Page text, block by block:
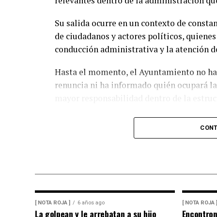
Sheinbaum Pardo una propuesta para
que permitan rescatar el ingenio y
región.
De acuerdo con las estimaciones de la
impacto económico superior a los mil
Su salida ocurre en un contexto de
de ciudadanos y actores políticos,
conducción administrativa y la atención
Hasta el momento, el Ayuntamiento no
renuncia ni ha informado quién ocupará
Se espera que en las próximas horas el
[ NOTA ROJA ] 6 años ago
La golpean y le arrebatan a su hijo
[ NOTA ROJA ]